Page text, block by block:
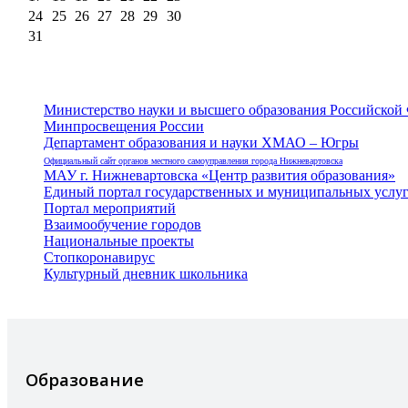
24
25 26 27 28 29 30
31
Министерство науки и высшего образования
Минпросвещения России
Департамент образования и науки ХМАО – Югры
Официальный сайт органов местного самоуправления города Нижневартовска
МАУ г. Нижневартовска «Центр развития образования»
Единый портал государственных и муниципальных услуг
Портал мероприятий
Взаимообучение городов
Национальные проекты
Стопкоронавирус
Культурный дневник школьника
Образование